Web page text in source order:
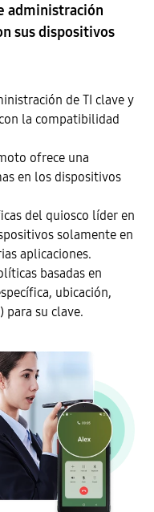
administración
sus dispositivos
de TI clave y
la compatibilidad
ofrece una
en los dispositivos
del quiosco líder en
solamente en
aplicaciones.
basadas en
ubicación,
para su clave.